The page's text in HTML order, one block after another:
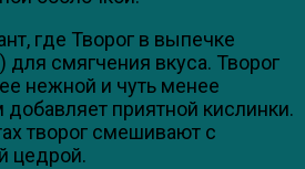
где Творог в выпечке
для смягчения вкуса. Творог
нежной и чуть менее
добавляет приятной кислинки.
творог смешивают с
цедрой.